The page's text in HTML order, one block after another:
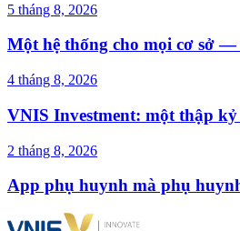
5 tháng 8, 2026
Một hệ thống cho mọi cơ sở
4 tháng 8, 2026
VNIS Investment: một thập
2 tháng 8, 2026
App phụ huynh mà phụ